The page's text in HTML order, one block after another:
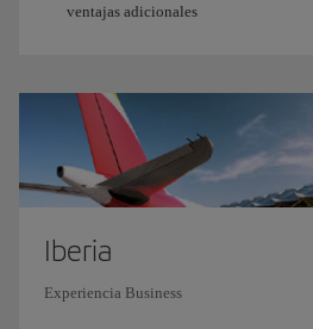
ventajas adicionales
Iberia
Experiencia Business